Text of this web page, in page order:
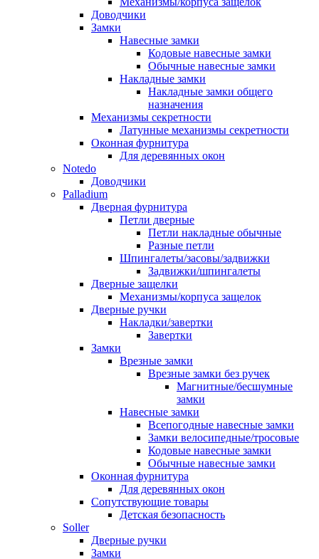
Доводчики
Замки
Навесные замки
Кодовые навесные замки
Обычные навесные замки
Накладные замки
Накладные замки общего
назначения
Механизмы секретности
Латунные механизмы секретности
Оконная фурнитура
Для деревянных окон
Notedo
Доводчики
Palladium
Дверная фурнитура
Петли дверные
Петли накладные обычные
Разные петли
Шпингалеты/засовы/задвижки
Задвижки/шпингалеты
Дверные защелки
Механизмы/корпуса защелок
Дверные ручки
Накладки/завертки
Завертки
Замки
Врезные замки
Врезные замки без ручек
Магнитные/бесшумные
замки
Навесные замки
Всепогодные навесные замки
Замки велосипедные/тросовые
Кодовые навесные замки
Обычные навесные замки
Оконная фурнитура
Для деревянных окон
Сопутствующие товары
Детская безопасность
Soller
Дверные ручки
Замки